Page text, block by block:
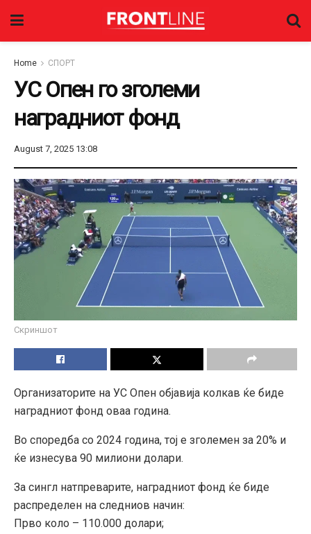
Home СПОРТ
УС Опен го зголеми
наградниот фонд
August 7, 2025 13:08
Скриншот
Организаторите на УС Опен објавија колкав ќе биде
наградниот фонд оваа година.
Во споредба со 2024 година, тој е зголемен за 20% и
ќе изнесува 90 милиони долари.
За сингл натпреварите, наградниот фонд ќе биде
распределен на следниов начин:
Прво коло – 110.000 долари;